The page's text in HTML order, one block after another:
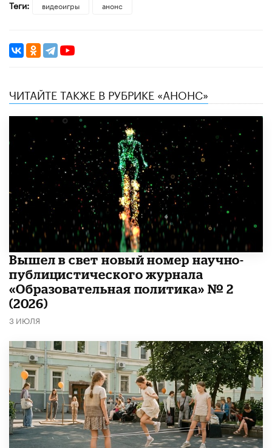
Теги: видеоигры анонс
ЧИТАЙТЕ ТАКЖЕ В РУБРИКЕ «АНОНС»
Вышел в свет новый номер научно-
публицистического журнала
«Образовательная политика» № 2
(2026)
3 ИЮЛЯ